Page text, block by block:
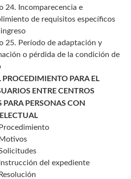
24. Incomparecencia e
de requisitos específicos
25. Período de adaptación y
o pérdida de la condición de
PARA EL
ENTRE CENTROS
PERSONAS CON
del expediente